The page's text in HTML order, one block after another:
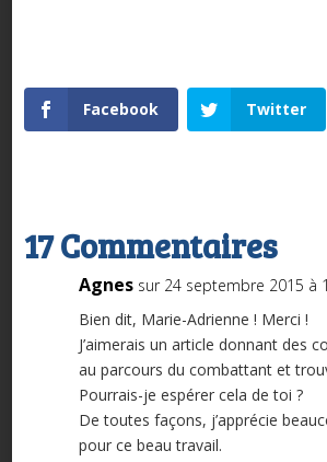
Facebook Twitter
17 Commentaires
Agnes sur 24 septembre 2015 à
Bien dit, Marie-Adrienne ! Merci !
J’aimerais un article donnant des
au parcours du combattant et
Pourrais-je espérer cela de toi ?
De toutes façons, j’apprécie
pour ce beau travail.